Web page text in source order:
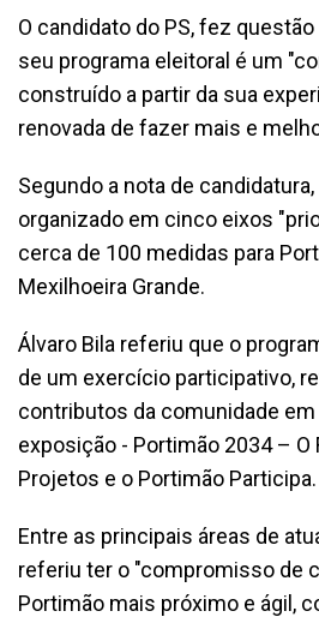
O candidato do PS, fez
seu programa eleitoral é um
construído a partir da sua
renovada de fazer mais e
Segundo a nota de
organizado em cinco eixos
cerca de 100 medidas para
Mexilhoeira Grande.
Álvaro Bila referiu que o
de um exercício participativo,
contributos da comunidade
exposição - Portimão 2034 – O
Projetos e o Portimão Participa.
Entre as principais áreas de
referiu ter o "compromisso de
Portimão mais próximo e ágil,